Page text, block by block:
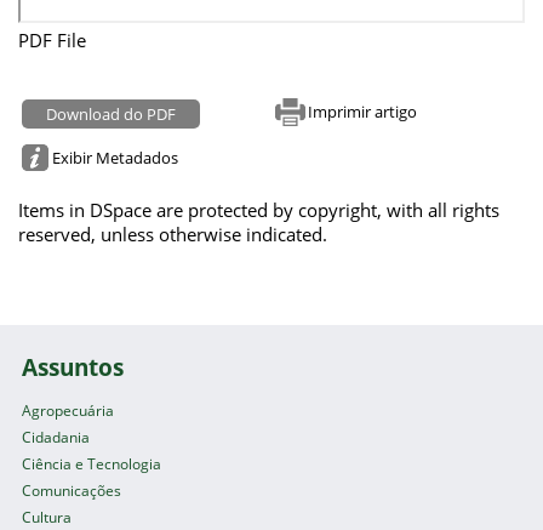
PDF File
Download do PDF Imprimir artigo
Exibir Metadados
Items in DSpace are protected by copyright, with all rights
reserved, unless otherwise indicated.
Assuntos
Agropecuária
Cidadania
Ciência e Tecnologia
Comunicações
Cultura